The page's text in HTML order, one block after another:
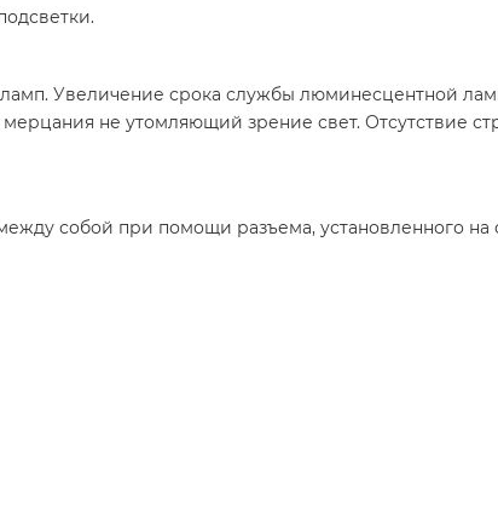
Увеличение срока службы люминесцентной
не утомляющий зрение свет. Отсутствие
собой при помощи разъема, установленного на